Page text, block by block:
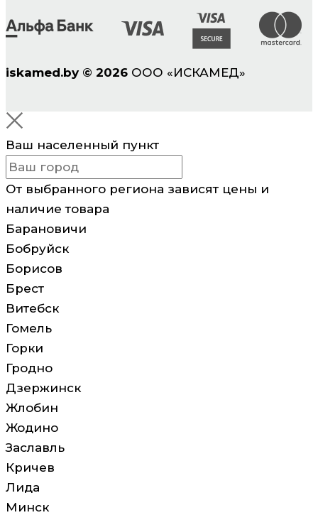
iskamed.by © 2026 ООО «ИСКАМЕД»
Ваш населенный пункт
От выбранного региона зависят цены и
наличие товара
Барановичи
Бобруйск
Борисов
Брест
Витебск
Гомель
Горки
Гродно
Дзержинск
Жлобин
Жодино
Заславль
Кричев
Лида
Минск